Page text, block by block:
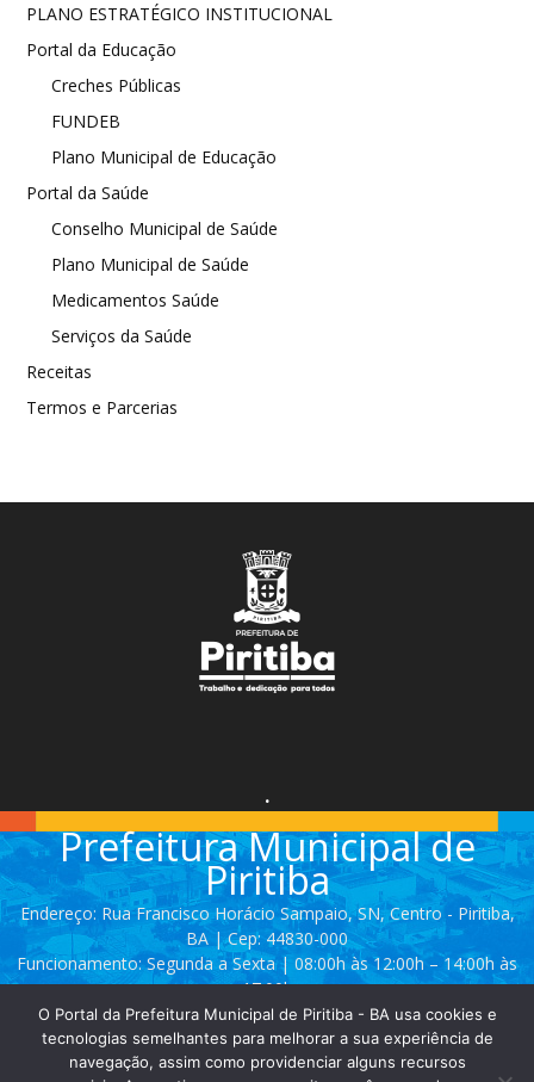
PLANO ESTRATÉGICO INSTITUCIONAL
Portal da Educação
Creches Públicas
FUNDEB
Plano Municipal de Educação
Portal da Saúde
Conselho Municipal de Saúde
Plano Municipal de Saúde
Medicamentos Saúde
Serviços da Saúde
Receitas
Termos e Parcerias
.
Prefeitura Municipal de
Piritiba
Endereço: Rua Francisco Horácio Sampaio, SN, Centro - Piritiba,
BA | Cep: 44830-000
Funcionamento: Segunda a Sexta | 08:00h às 12:00h – 14:00h às
17:00h
Telefone: (74) 3628 - 2111 / 3628 - 2153
O Portal da Prefeitura Municipal de Piritiba - BA usa cookies e
tecnologias semelhantes para melhorar a sua experiência de
navegação, assim como providenciar alguns recursos